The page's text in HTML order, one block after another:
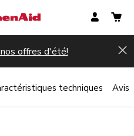
offres d'été!
techniques Avis